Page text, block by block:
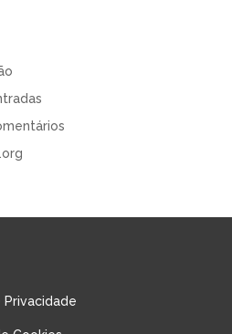
Privacidade